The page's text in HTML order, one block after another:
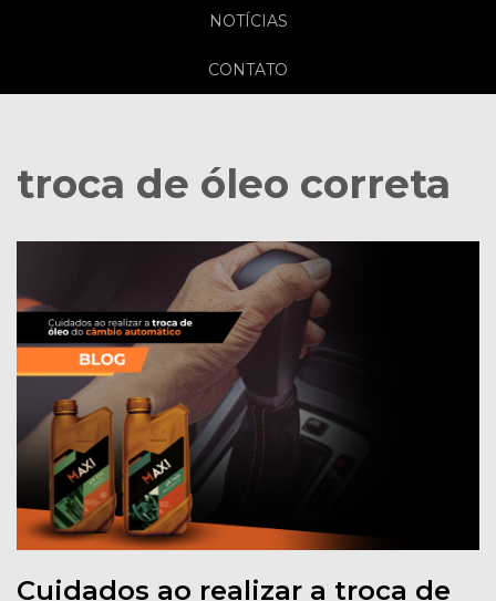
NOTÍCIAS
CONTATO
troca de óleo correta
Cuidados ao realizar a troca de